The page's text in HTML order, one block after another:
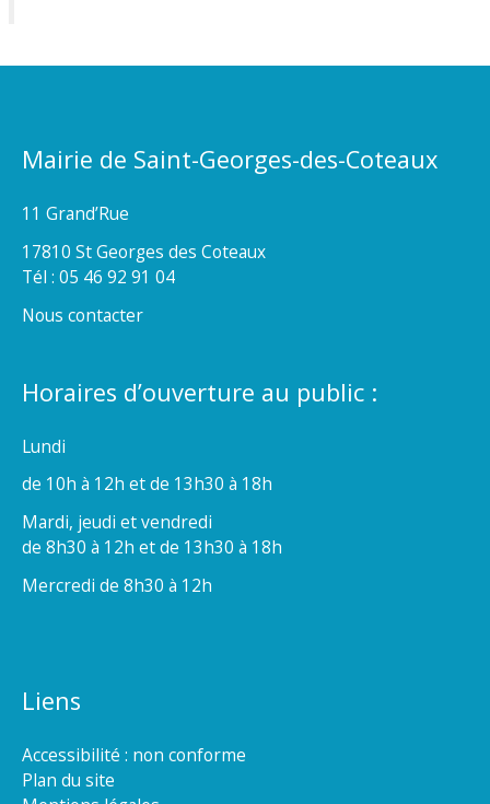
Mairie de Saint-Georges-des-Coteaux
11 Grand’Rue
17810 St Georges des Coteaux
Tél : 05 46 92 91 04
Nous contacter
Horaires d’ouverture au public :
Lundi
de 10h à 12h et de 13h30 à 18h
Mardi, jeudi et vendredi
de 8h30 à 12h et de 13h30 à 18h
Mercredi de 8h30 à 12h
Liens
Accessibilité : non conforme
Plan du site